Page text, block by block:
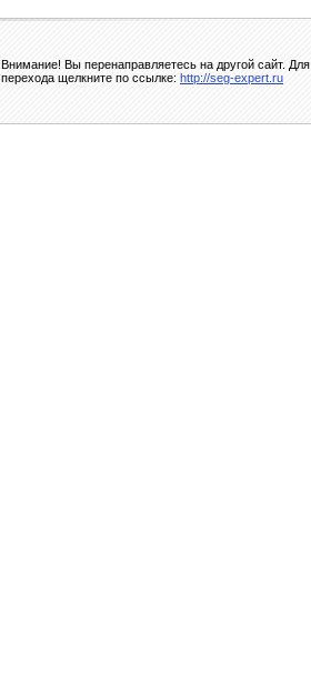
Внимание! Вы перенаправляетесь на другой сайт. Для
перехода щелкните по ссылке: http://seg-expert.ru